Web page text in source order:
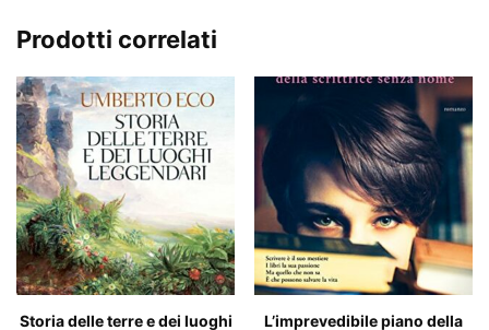
Prodotti correlati
Storia delle terre e dei luoghi
L’imprevedibile piano della